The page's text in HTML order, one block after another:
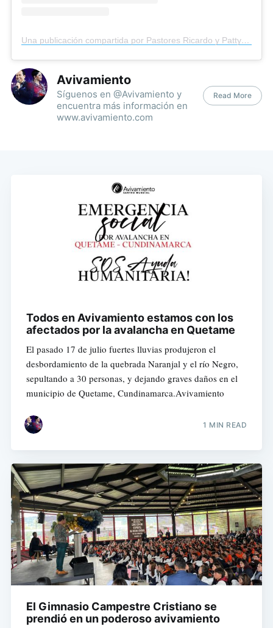
Una publicación compartida por Pastores Ricardo y Patty Rodríguez (@avivamiento)
Avivamiento
Síguenos en @Avivamiento y
encuentra más información en
www.avivamiento.com
Read More
Todos en Avivamiento estamos con los
afectados por la avalancha en Quetame
El pasado 17 de julio fuertes lluvias produjeron el
desbordamiento de la quebrada Naranjal y el río Negro,
sepultando a 30 personas, y dejando graves daños en el
municipio de Quetame, Cundinamarca.Avivamiento
1 MIN READ
El Gimnasio Campestre Cristiano se
prendió en un poderoso avivamiento